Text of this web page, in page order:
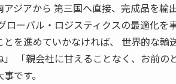
アジアから 第三国へ直接、完成品を輸
ローバル・ロジスティクスの最適化を
とを進めていかなければ、 世界的な
」 「親会社に甘えることなく、お前
です。